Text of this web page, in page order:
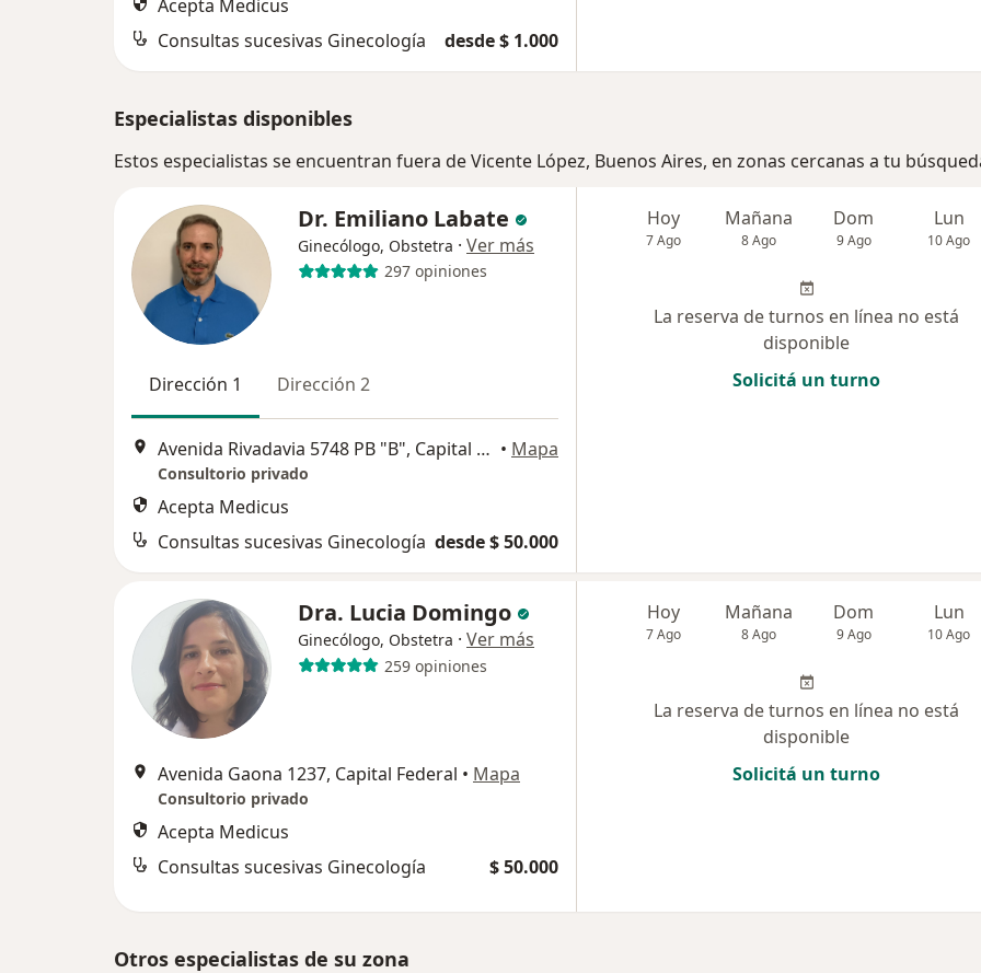
Acepta Medicus
Consultas sucesivas Ginecología
desde $ 1.000
Especialistas disponibles
Estos especialistas se encuentran fuera de Vicente López, Buenos Aires, en zonas cercanas a tu
Dr. Emiliano Labate
Ginecólogo, Obstetra · Ver más
297 opiniones
Dirección 1 Dirección 2
Avenida Rivadavia 5748 PB "B", Capital Federal • Mapa
Consultorio privado
Acepta Medicus
Consultas sucesivas Ginecología desde $ 50.000
Hoy
7 Ago
Mañana
8 Ago
Dom
9 Ago
Lun
10 Ago
La reserva de turnos en línea no está
disponible
Solicitá un turno
Dra. Lucia Domingo
Ginecólogo, Obstetra · Ver más
259 opiniones
Avenida Gaona 1237, Capital Federal • Mapa
Consultorio privado
Acepta Medicus
Consultas sucesivas Ginecología
$ 50.000
Hoy
7 Ago
Mañana
8 Ago
Dom
9 Ago
Lun
10 Ago
La reserva de turnos en línea no está
disponible
Solicitá un turno
Otros especialistas de su zona